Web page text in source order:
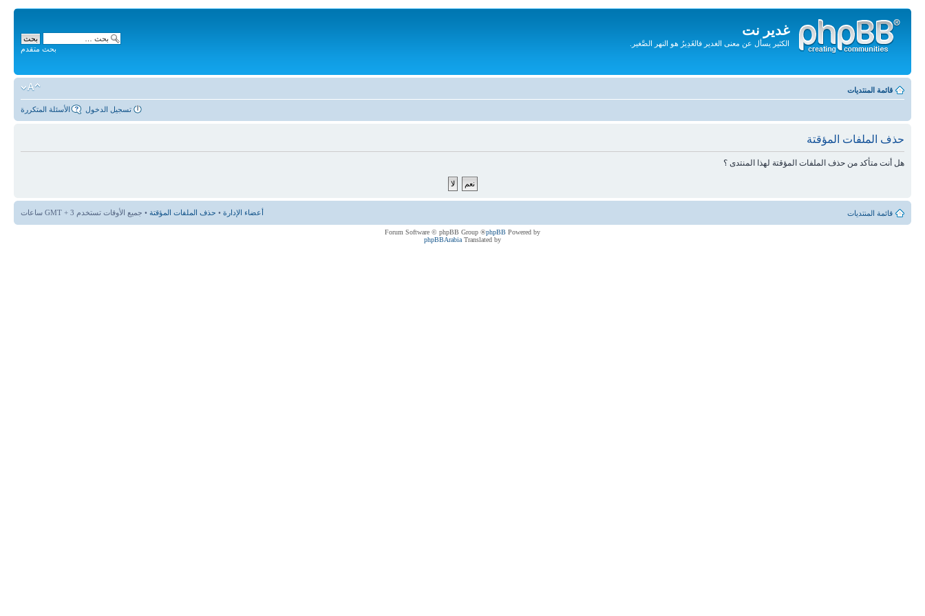
غدير نت
الكثير يسأل عن معنى الغدير فالغَدِيرُ هو النهر الصَّغير.
المحتويات
بحث متقدم
قائمة المنتديات
الأسئلة المتكررة تسجيل الدخول
حذف الملفات المؤقتة
هل أنت متأكد من حذف الملفات المؤقتة لهذا المنتدى ؟
قائمة المنتديات أعضاء الإدارة • حذف الملفات المؤقتة • جميع الأوقات تستخدم GMT + 3 ساعات
Powered by
phpBB
® Forum Software © phpBB Group
Translated by
phpBBArabia